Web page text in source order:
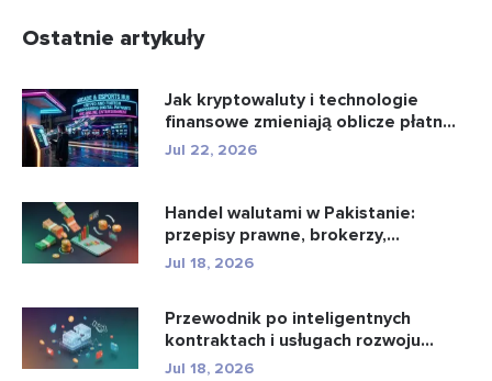
Ostatnie artykuły
Jak kryptowaluty i technologie
finansowe zmieniają oblicze płatn...
Jul 22, 2026
Handel walutami w Pakistanie:
przepisy prawne, brokerzy,
aplikacje...
Jul 18, 2026
Przewodnik po inteligentnych
kontraktach i usługach rozwoju
intel...
Jul 18, 2026